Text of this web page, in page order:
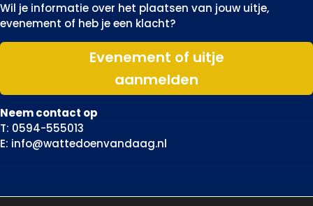
Wil je informatie over het plaatsen van jouw uitje,
evenement of heb je een klacht?
Evenement of uitje
aanmelden
Neem contact op
T: 0594-555013
E: info@wattedoenvandaag.nl